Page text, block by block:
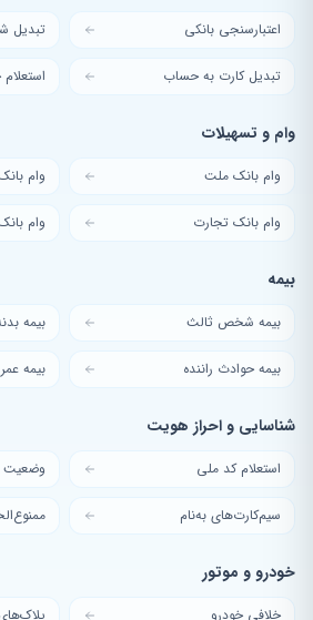
اعتبارسنجی بانکی تبدیل
تبدیل کارت به حساب
وام و تسهیلات
وام بانک ملت وام
وام بانک تجارت وام
بیمه
بیمه شخص ثالث بیمه
بیمه حوادث راننده بیمه
شناسایی و احراز هویت
استعلام کد ملی وضعیت
سیم‌کارت‌های به‌نام
خودرو و موتور
خلافی خودرو